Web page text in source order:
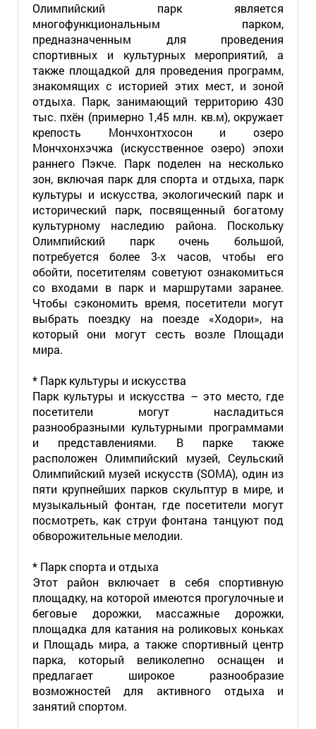
Олимпийский парк является
многофункциональным парком,
предназначенным для проведения
спортивных и культурных мероприятий, а
также площадкой для проведения программ,
знакомящих с историей этих мест, и зоной
отдыха. Парк, занимающий территорию 430
тыс. пхён (примерно 1,45 млн. кв.м), окружает
крепость Мончхонтхосон и озеро
Мончхонхэчжа (искусственное озеро) эпохи
раннего Пэкче. Парк поделен на несколько
зон, включая парк для спорта и отдыха, парк
культуры и искусства, экологический парк и
исторический парк, посвященный богатому
культурному наследию района. Поскольку
Олимпийский парк очень большой,
потребуется более 3-х часов, чтобы его
обойти, посетителям советуют ознакомиться
со входами в парк и маршрутами заранее.
Чтобы сэкономить время, посетители могут
выбрать поездку на поезде «Ходори», на
который они могут сесть возле Площади
мира.
* Парк культуры и искусства
Парк культуры и искусства – это место, где
посетители могут насладиться
разнообразными культурными программами
и представлениями. В парке также
расположен Олимпийский музей, Сеульский
Олимпийский музей искусств (SOMA), один из
пяти крупнейших парков скульптур в мире, и
музыкальный фонтан, где посетители могут
посмотреть, как струи фонтана танцуют под
обворожительные мелодии.
* Парк спорта и отдыха
Этот район включает в себя спортивную
площадку, на которой имеются прогулочные и
беговые дорожки, массажные дорожки,
площадка для катания на роликовых коньках
и Площадь мира, а также спортивный центр
парка, который великолепно оснащен и
предлагает широкое разнообразие
возможностей для активного отдыха и
занятий спортом.